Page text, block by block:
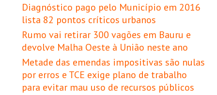
Diagnóstico pago pelo Município em 2016
lista 82 pontos críticos urbanos
Rumo vai retirar 300 vagões em Bauru e
devolve Malha Oeste à União neste ano
Metade das emendas impositivas são nulas
por erros e TCE exige plano de trabalho
para evitar mau uso de recursos públicos